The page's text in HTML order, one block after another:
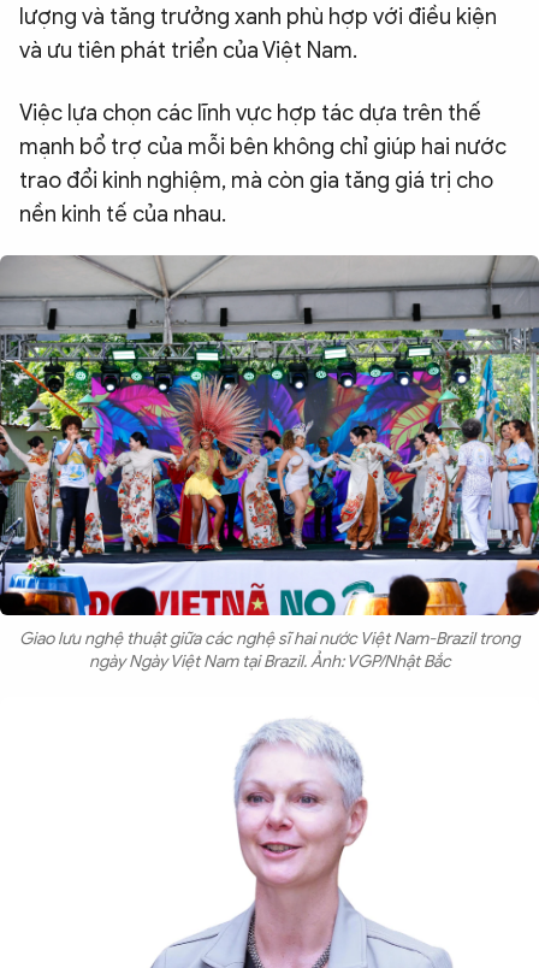
lượng và tăng trưởng xanh phù hợp với điều kiện
và ưu tiên phát triển của Việt Nam.
Việc lựa chọn các lĩnh vực hợp tác dựa trên thế
mạnh bổ trợ của mỗi bên không chỉ giúp hai nước
trao đổi kinh nghiệm, mà còn gia tăng giá trị cho
nền kinh tế của nhau.
Giao lưu nghệ thuật giữa các nghệ sĩ hai nước Việt Nam-Brazil trong
ngày Ngày Việt Nam tại Brazil. Ảnh: VGP/Nhật Bắc